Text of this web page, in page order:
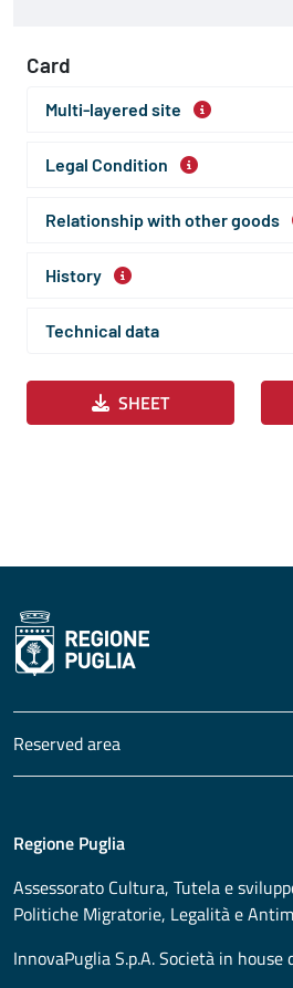
Card
Multi-layered site
Legal Condition
Relationship with other goods
History
Technical data
SHEET
Reserved area
Regione Puglia
Assessorato Cultura, Tutela e
Politiche Migratorie, Legalità e
InnovaPuglia S.p.A. Società in house